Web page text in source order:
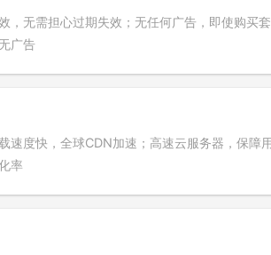
，无需担心过期失效；无任何广告，即使购买
广告
速度快，全球CDN加速；高速云服务器，保障
率